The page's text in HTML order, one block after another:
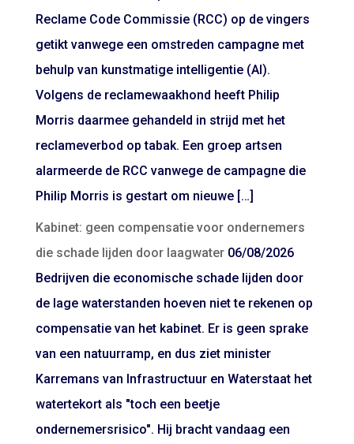
Reclame Code Commissie (RCC) op de vingers
getikt vanwege een omstreden campagne met
behulp van kunstmatige intelligentie (AI).
Volgens de reclamewaakhond heeft Philip
Morris daarmee gehandeld in strijd met het
reclameverbod op tabak. Een groep artsen
alarmeerde de RCC vanwege de campagne die
Philip Morris is gestart om nieuwe […]
Kabinet: geen compensatie voor ondernemers
die schade lijden door laagwater 06/08/2026
Bedrijven die economische schade lijden door
de lage waterstanden hoeven niet te rekenen op
compensatie van het kabinet. Er is geen sprake
van een natuurramp, en dus ziet minister
Karremans van Infrastructuur en Waterstaat het
watertekort als "toch een beetje
ondernemersrisico". Hij bracht vandaag een